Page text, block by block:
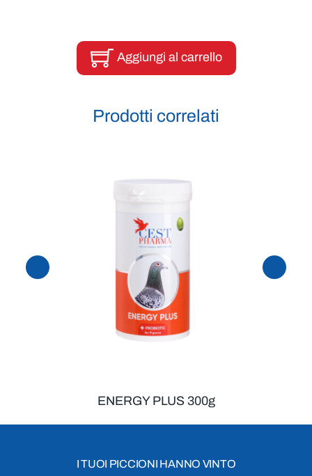
Aggiungi al carrello
Prodotti correlati
ENERGY PLUS 300g
I TUOI PICCIONI HANNO VINTO